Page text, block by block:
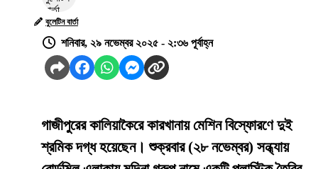
বুলেটিন বার্তা
শনিবার, ২৯ নভেম্বর ২০২৫ - ২:৩৬ পূর্বাহ্ন
গাজীপুরের কালিয়াকৈরে কারখানায় মেশিন বিস্ফোরণে দুই
শ্রমিক দগ্ধ হয়েছেন। শুক্রবার (২৮ নভেম্বর) সন্ধ্যায়